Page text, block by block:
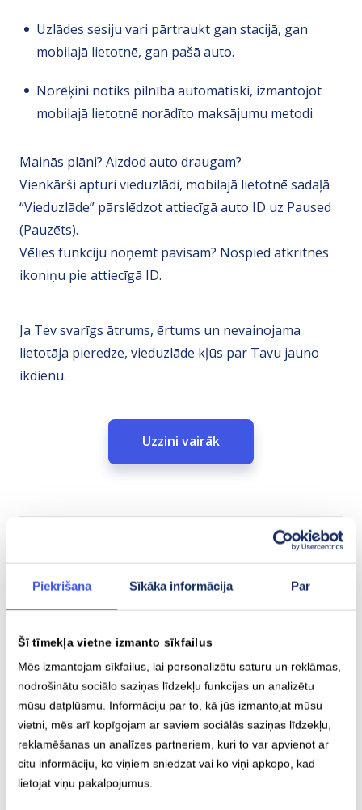
Piekrišana Sīkāka informācija Par
Šī tīmekļa vietne izmanto sīkfailus
Mēs izmantojam sīkfailus, lai personalizētu saturu un reklāmas,
nodrošinātu sociālo saziņas līdzekļu funkcijas un analizētu
mūsu datplūsmu. Informāciju par to, kā jūs izmantojat mūsu
vietni, mēs arī kopīgojam ar saviem sociālās saziņas līdzekļu,
reklamēšanas un analīzes partneriem, kuri to var apvienot ar
citu informāciju, ko viņiem sniedzat vai ko viņi apkopo, kad
lietojat viņu pakalpojumus.
Uzlādes sesiju vari pārtraukt gan stacijā, gan
mobilajā lietotnē, gan pašā auto.
Norēķini notiks pilnībā automātiski, izmantojot
mobilajā lietotnē norādīto maksājumu metodi.
Mainās plāni? Aizdod auto draugam?
Vienkārši apturi vieduzlādi, mobilajā lietotnē sadaļā
“Vieduzlāde” pārslēdzot attiecīgā auto ID uz Paused
(Pauzēts).
Vēlies funkciju noņemt pavisam? Nospied atkritnes
ikoniņu pie attiecīgā ID.
Ja Tev svarīgs ātrums, ērtums un nevainojama
lietotāja pieredze, vieduzlāde kļūs par Tavu jauno
ikdienu.
Uzzini vairāk
Saistītie raksti